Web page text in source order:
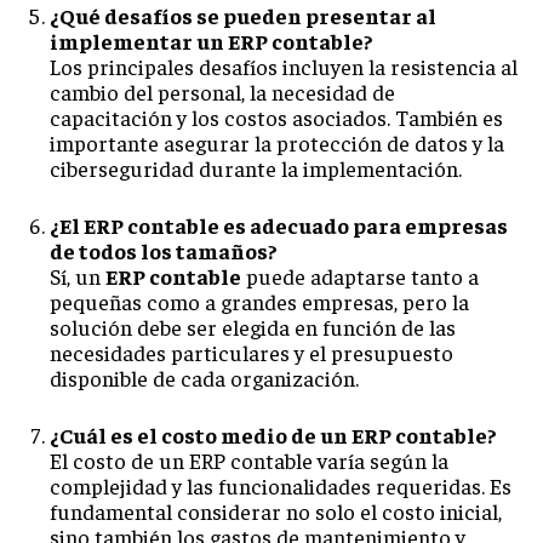
¿Qué desafíos se pueden presentar al
implementar un ERP contable?
Los principales desafíos incluyen la resistencia al
cambio del personal, la necesidad de
capacitación y los costos asociados. También es
importante asegurar la protección de datos y la
ciberseguridad durante la implementación.
¿El ERP contable es adecuado para empresas
de todos los tamaños?
Sí, un ERP contable puede adaptarse tanto a
pequeñas como a grandes empresas, pero la
solución debe ser elegida en función de las
necesidades particulares y el presupuesto
disponible de cada organización.
¿Cuál es el costo medio de un ERP contable?
El costo de un ERP contable varía según la
complejidad y las funcionalidades requeridas. Es
fundamental considerar no solo el costo inicial,
sino también los gastos de mantenimiento y